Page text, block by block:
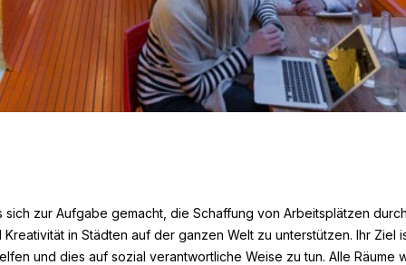
sich zur Aufgabe gemacht, die Schaffung von Arbeitsplätzen
Kreativität in Städten auf der ganzen Welt zu unterstützen. Ihr Ziel
und dies auf sozial verantwortliche Weise zu tun. Alle Räume